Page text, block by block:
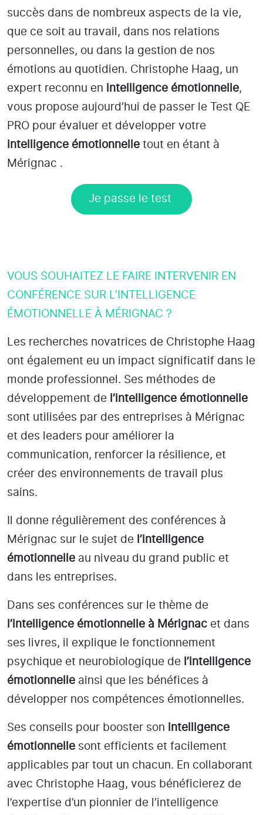
succès dans de nombreux aspects de la vie,
que ce soit au travail, dans nos relations
personnelles, ou dans la gestion de nos
émotions au quotidien. Christophe Haag, un
expert reconnu en intelligence émotionnelle,
vous propose aujourd’hui de passer le Test QE
PRO pour évaluer et développer votre
intelligence émotionnelle tout en étant à
Mérignac .
Je passe le test
VOUS SOUHAITEZ LE FAIRE INTERVENIR EN
CONFÉRENCE SUR L’INTELLIGENCE
ÉMOTIONNELLE À MÉRIGNAC ?
Les recherches novatrices de Christophe Haag
ont également eu un impact significatif dans le
monde professionnel. Ses méthodes de
développement de l’intelligence émotionnelle
sont utilisées par des entreprises à Mérignac
et des leaders pour améliorer la
communication, renforcer la résilience, et
créer des environnements de travail plus
sains.
Il donne régulièrement des conférences à
Mérignac sur le sujet de l’intelligence
émotionnelle au niveau du grand public et
dans les entreprises.
Dans ses conférences sur le thème de
l’intelligence émotionnelle à Mérignac et dans
ses livres, il explique le fonctionnement
psychique et neurobiologique de l’intelligence
émotionnelle ainsi que les bénéfices à
développer nos compétences émotionnelles.
Ses conseils pour booster son intelligence
émotionnelle sont efficients et facilement
applicables par tout un chacun. En collaborant
avec Christophe Haag, vous bénéficierez de
l’expertise d’un pionnier de l’intelligence